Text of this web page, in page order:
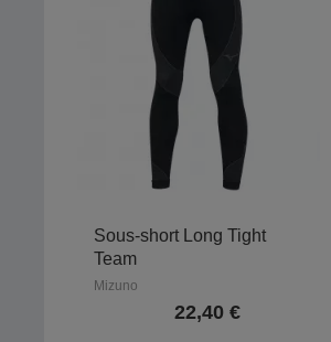
Sous-short Long Tight
Team
Mizuno
22,40 €